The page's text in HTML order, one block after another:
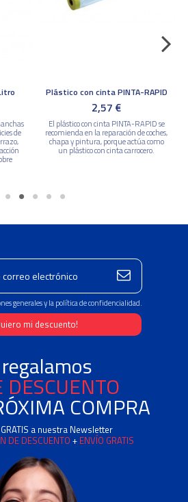
de
Plástico con cinta PINTA-RAPID
2,57 €
El plástico con cinta PINTA-RAPID se
recomienda en la reparación de coches,
chapa y pintura, porque actúa como
un plástico con cinta carrocero.
generales y la política de confidencialidad.
COMPRA
a nuestra Newsletter
DE DESCUENTO + ENVÍO GRATIS